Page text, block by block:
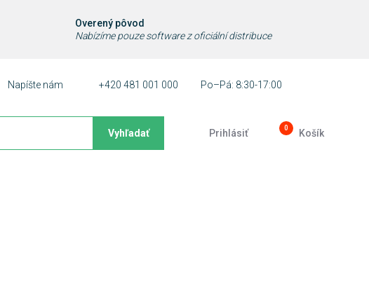
Overený pôvod
Nabízíme pouze software z oficiální distribuce
Napíšte nám +420 481 001 000 Po–Pá: 8:30-17:00
Vyhľadať Prihlásiť 0 Košík